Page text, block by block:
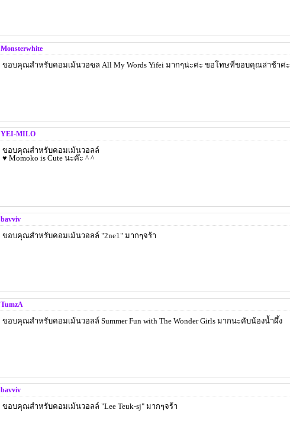
Monsterwhite
ขอบคุณสำหรับคอมเม้นวอฃล All My Words Yifei มากๆน่ะค่ะ ขอโทษที่ขอบคุณล่าช้าค่ะ
YEI-MILO
ขอบคุณสำหรับคอมเม้นวอลล์
♥ Momoko is Cute นะค๊ะ ^ ^
bavviv
ขอบคุณสำหรับคอมเม้นวอลล์ "2ne1" มากๆจร้า
TumzA
ขอบคุณสำหรับคอมเม้นวอลล์ Summer Fun with The Wonder Girls มากนะคับน้องน้ำผึ้ง
bavviv
ขอบคุณสำหรับคอมเม้นวอลล์ "Lee Teuk-sj" มากๆจร้า